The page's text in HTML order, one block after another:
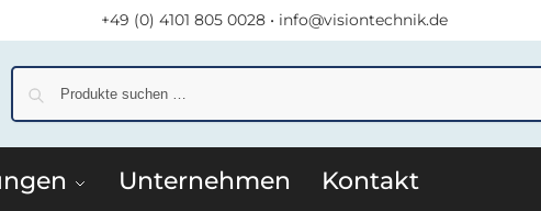
+49 (0) 4101 805 0028 • info@visiontechnik.de
Unternehmen Kontakt